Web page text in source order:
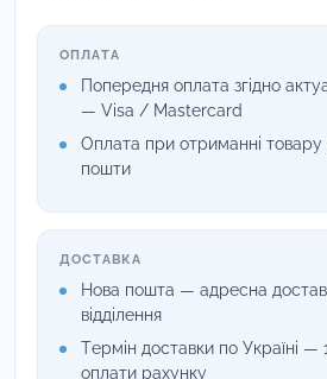
ОПЛАТА
Попередня оплата згідно
— Visa / Mastercard
Оплата при отриманні товару
пошти
ДОСТАВКА
Нова пошта — адресна
відділення
Термін доставки по Україні —
оплати рахунку